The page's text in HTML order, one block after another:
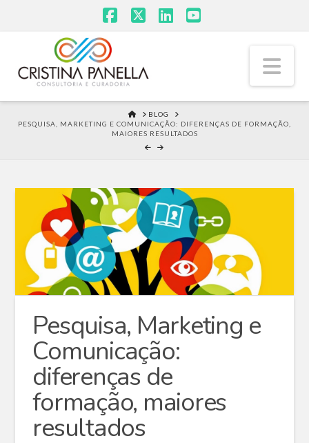
HOME
BLOG
PESQUISA, MARKETING E COMUNICAÇÃO: DIFERENÇAS DE FORMAÇÃO,
MAIORES RESULTADOS
Pesquisa, Marketing e
Comunicação:
diferenças de
formação, maiores
resultados